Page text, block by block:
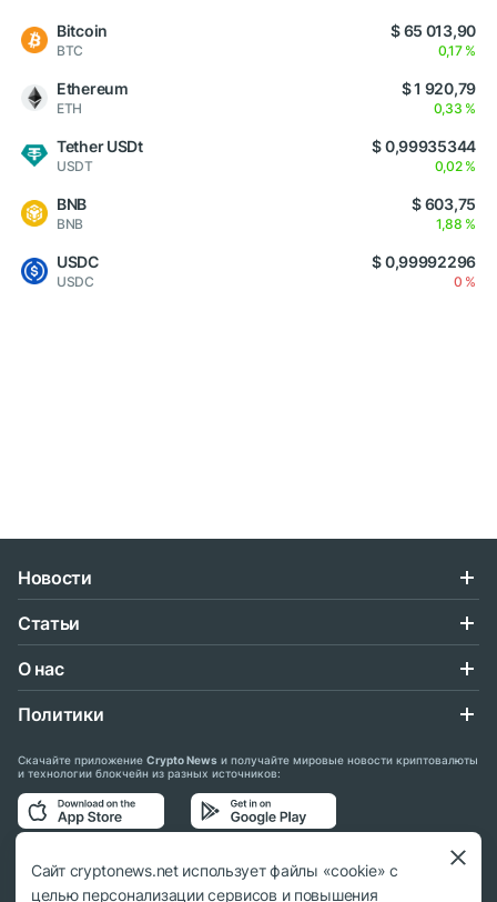
Bitcoin
BTC
$ 65 013,90
0,17 %
Ethereum
ETH
$ 1 920,79
0,33 %
Tether USDt
USDT
$ 0,99935344
0,02 %
BNB
BNB
$ 603,75
1,88 %
USDC
USDC
$ 0,99992296
0 %
Новости
Статьи
О нас
Политики
Скачайте приложение Crypto News и получайте мировые новости криптовалюты
и технологии блокчейн из разных источников:
Подписывайтесь на нас в социальных сетях:
Сайт cryptonews.net использует файлы «cookie» с
целью персонализации сервисов и повышения